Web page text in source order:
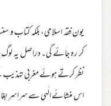
یون فقہ اسلامی، بلکہ کتاب
کر رہ جائے گی۔ دراصل یہ
نظر کرتے ہوئے مغربی تہذیب
اس منشائے الٰہی سے